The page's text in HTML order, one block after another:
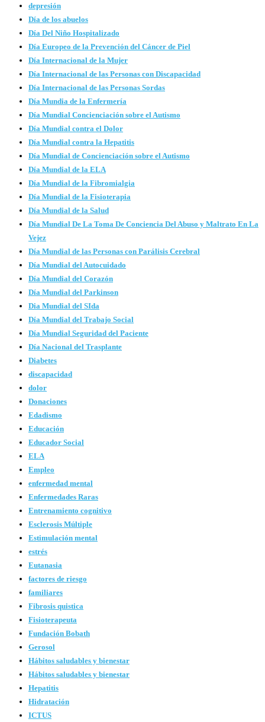
depresión
Día de los abuelos
Día Del Niño Hospitalizado
Día Europeo de la Prevención del Cáncer de Piel
Día Internacional de la Mujer
Día Internacional de las Personas con Discapacidad
Día Internacional de las Personas Sordas
Día Mundia de la Enfermería
Día Mundial Concienciación sobre el Autismo
Día Mundial contra el Dolor
Día Mundial contra la Hepatitis
Día Mundial de Concienciación sobre el Autismo
Día Mundial de la ELA
Día Mundial de la Fibromialgia
Día Mundial de la Fisioterapia
Día Mundial de la Salud
Día Mundial De La Toma De Conciencia Del Abuso y Maltrato En La
Vejez
Día Mundial de las Personas con Parálisis Cerebral
Día Mundial del Autocuidado
Día Mundial del Corazón
Día Mundial del Parkinson
Dia Mundial del SIda
Día Mundial del Trabajo Social
Día Mundial Seguridad del Paciente
Día Nacional del Trasplante
Diabetes
discapacidad
dolor
Donaciones
Edadismo
Educación
Educador Social
ELA
Empleo
enfermedad mental
Enfermedades Raras
Entrenamiento cognitivo
Esclerosis Múltiple
Estimulación mental
estrés
Eutanasia
factores de riesgo
familiares
Fibrosis quistica
Fisioterapeuta
Fundación Bobath
Gerosol
Hábitos saludables y bienestar
Hábitos saludables y bienestar
Hepatitis
Hidratación
ICTUS